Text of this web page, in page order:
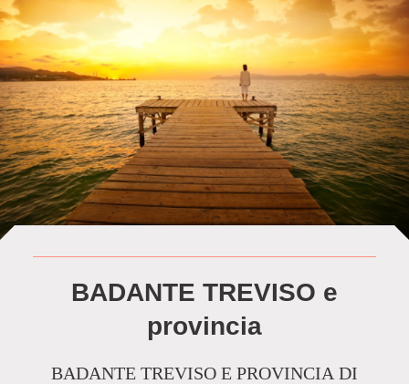
BADANTE TREVISO e
provincia
BADANTE TREVISO E PROVINCIA DI